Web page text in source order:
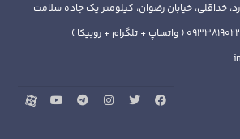
خداقلی، خیابان رضوان، کیلومتر یک جاده سلامت